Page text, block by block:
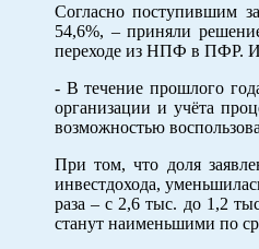
Согласно поступившим
54,6%, – приняли
переходе из НПФ в ПФР. И
- В течение прошлого
организации и учёта
возможностью
При том, что доля
инвестдохода,
раза – с 2,6 тыс. до 1,2
станут наименьшими по